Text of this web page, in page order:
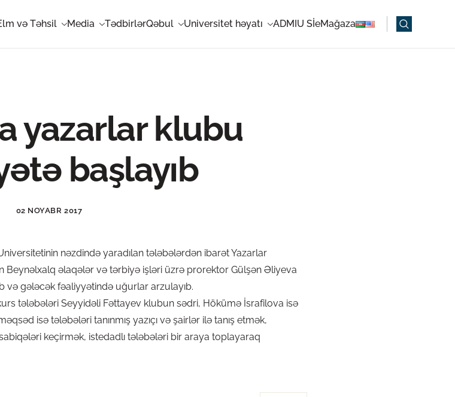
və Təhsil Media TədbirlərQəbul Universitet həyatı ADMIU SİeMağaza
yazarlar klubu
başlayıb
02 NOYABR 2017
nəzdində yaradılan tələbələrdən ibarət Yazarlar
Beynəlxalq əlaqələr və tərbiyə işləri üzrə prorektor Gülşən Əliyeva
və gələcək fəaliyyətində uğurlar arzulayıb.
tələbələri Seyyidəli Fəttayev klubun sədri, Hökümə İsrafilova isə
isə tələbələri tanınmış yazıçı və şairlər ilə tanış etmək,
keçirmək, istedadlı tələbələri bir araya toplayaraq